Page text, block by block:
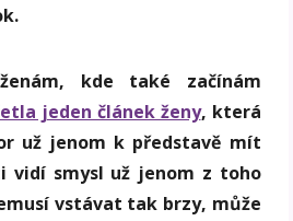
kde také začínám
jeden článek ženy, která
už jenom k představě mít
vidí smysl už jenom z toho
vstávat tak brzy, může